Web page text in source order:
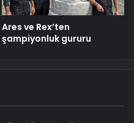
Ares ve Rex’ten
şampiyonluk gururu